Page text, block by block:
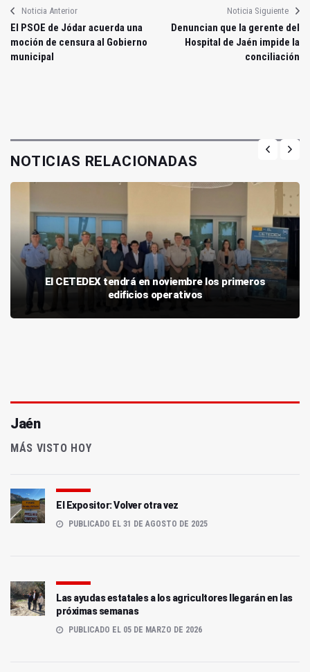
Noticia Anterior
El PSOE de Jódar acuerda una
moción de censura al Gobierno
municipal
Noticia Siguiente
Denuncian que la gerente del
Hospital de Jaén impide la
conciliación
NOTICIAS RELACIONADAS
El CETEDEX tendrá en noviembre los primeros
edificios operativos
Jaén
MÁS VISTO HOY
El Expositor: Volver otra vez
PUBLICADO EL 31 DE AGOSTO DE 2025
Las ayudas estatales a los agricultores llegarán en las
próximas semanas
PUBLICADO EL 05 DE MARZO DE 2026